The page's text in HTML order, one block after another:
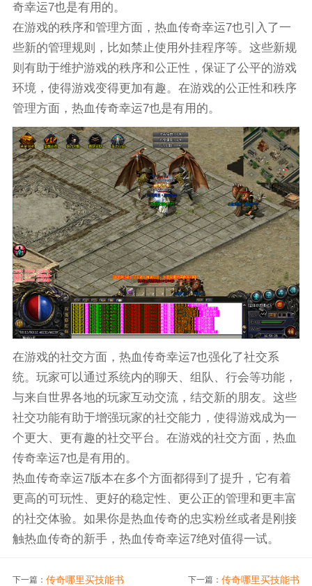
奇幸运7也是有用的。
在游戏的秩序和管理方面，热血传奇幸运7也引入了一
些新的管理规则，比如禁止使用外挂程序等。这些新规
则有助于维护游戏的秩序和公正性，保证了公平的游戏
环境，使得游戏变得更加有趣。在游戏的公正性和秩序
管理方面，热血传奇幸运7也是有用的。
在游戏的社交方面，热血传奇幸运7也强化了社交系
统。玩家可以通过系统内的聊天、组队、行会等功能，
与来自世界各地的玩家互动交流，结交新的朋友。这些
社交功能有助于增强玩家的社交能力，使得游戏成为一
个更大、更有趣的社交平台。在游戏的社交方面，热血
传奇幸运7也是有用的。
热血传奇幸运7版本在多个方面都得到了提升，它有着
更高的可玩性、更好的稳定性、更公正的管理和更丰富
的社交体验。如果你是热血传奇的忠实粉丝或者是刚接
触热血传奇的新手，热血传奇幸运7绝对值得一试。
下一篇： 传奇哪里买技能书 下一篇：传奇哪里买技能书